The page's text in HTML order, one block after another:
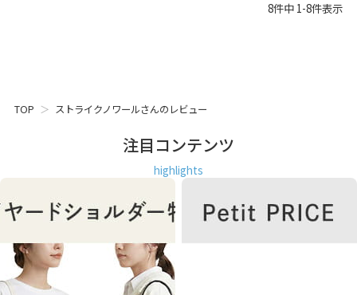
8件中 1-8件表示
TOP ストライクノワールさんのレビュー
注目コンテンツ
highlights